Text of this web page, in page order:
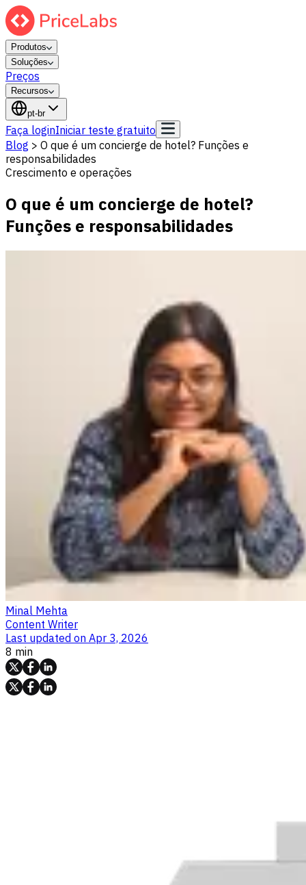
Produtos
Soluções
Preços
Recursos
pt-br
Faça loginIniciar teste gratuito
Blog > O que é um concierge de hotel? Funções e
responsabilidades
Crescimento e operações
O que é um concierge de hotel?
Funções e responsabilidades
Minal Mehta
Content Writer
Last updated on Apr 3, 2026
8 min